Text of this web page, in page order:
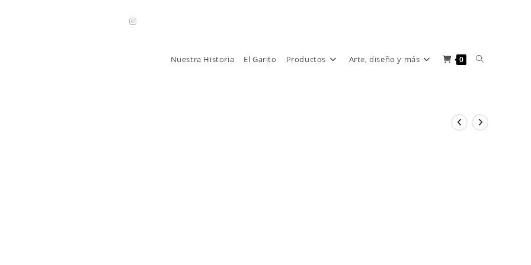
Nuestra Historia El Garito Productos Arte, diseño y más 0 Alternar